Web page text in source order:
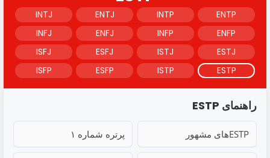
ENTP
INTP
ENTJ
INTJ
ENFP
INFP
ENFJ
INFJ
ESTJ
ISTJ
ESFJ
ISFJ
ESTP
ISTP
ESFP
ISFP
راهنمای ESTP
ESTPهای مشهور پرتره شماره ۱